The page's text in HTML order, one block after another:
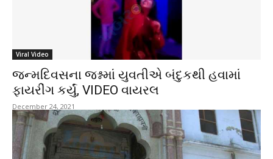
Viral Video
જન્મદિવસના જશ્નમાં યુવતીએ બંદુકથી હવામાં
ફાયરીંગ કર્યું, VIDEO વાયરલ
December 24, 2021